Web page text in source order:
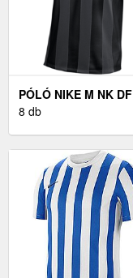
PÓLÓ NIKE M NK DF
STRP DVSN V JSY SS
8 db